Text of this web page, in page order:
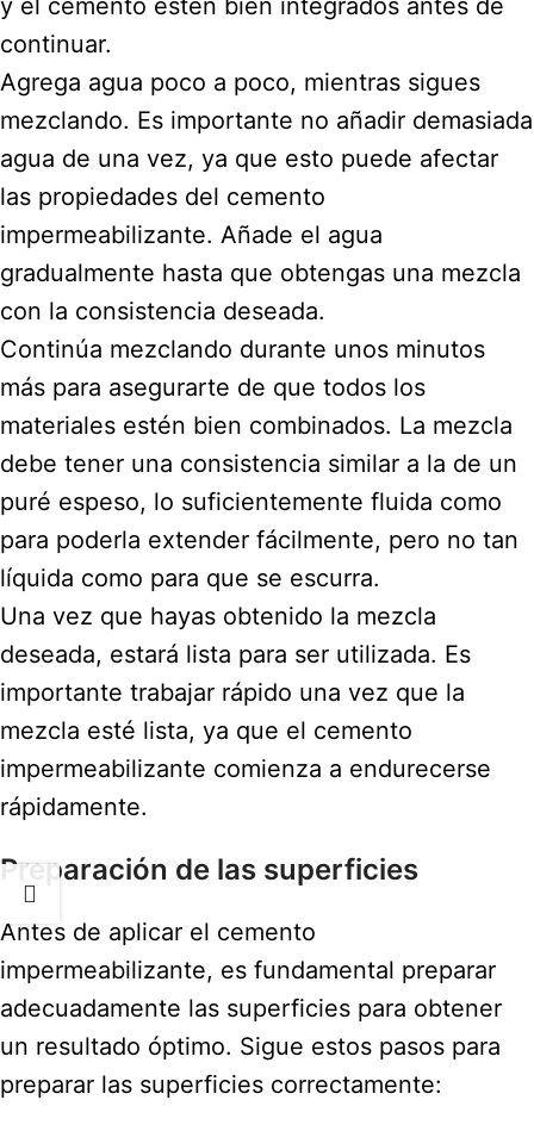
y el cemento estén bien integrados antes de
continuar.
Agrega agua poco a poco, mientras sigues
mezclando. Es importante no añadir demasiada
agua de una vez, ya que esto puede afectar
las propiedades del cemento
impermeabilizante. Añade el agua
gradualmente hasta que obtengas una mezcla
con la consistencia deseada.
Continúa mezclando durante unos minutos
más para asegurarte de que todos los
materiales estén bien combinados. La mezcla
debe tener una consistencia similar a la de un
puré espeso, lo suficientemente fluida como
para poderla extender fácilmente, pero no tan
líquida como para que se escurra.
Una vez que hayas obtenido la mezcla
deseada, estará lista para ser utilizada. Es
importante trabajar rápido una vez que la
mezcla esté lista, ya que el cemento
impermeabilizante comienza a endurecerse
rápidamente.
Preparación de las superficies
Antes de aplicar el cemento
impermeabilizante, es fundamental preparar
adecuadamente las superficies para obtener
un resultado óptimo. Sigue estos pasos para
preparar las superficies correctamente: